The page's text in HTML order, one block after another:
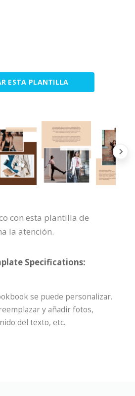
ESTA PLANTILLA
con esta plantilla de
la atención.
Specifications:
se puede personalizar.
y añadir fotos,
del texto, etc.